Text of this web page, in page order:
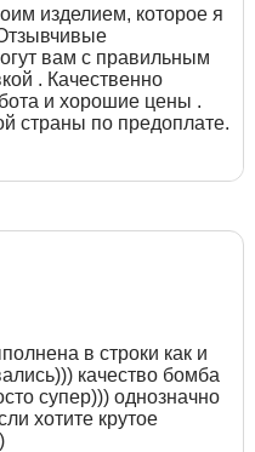
изделием, которое я
вам с правильным
. Качественно
и хорошие цены .
страны по предоплате.
в строки как и
качество бомба
супер))) однозначно
хотите крутое